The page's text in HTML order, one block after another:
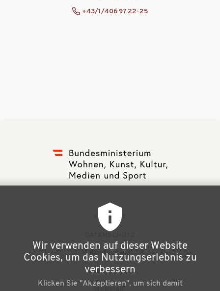
+43/1/406 97 22-25
ß
e
KONTAKT
IMPRESSUM
NEWSLETTER
Wir verwenden auf dieser Website
Cookies, um das Nutzungserlebnis zu
verbessern
Klicken Sie "Akzeptieren", um sich damit